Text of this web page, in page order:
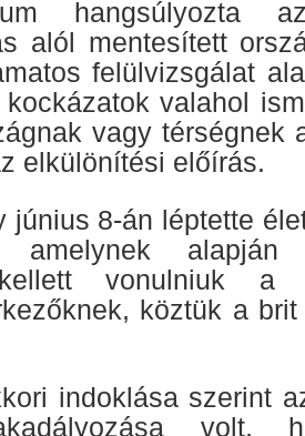
alól mentesített
felülvizsgálat
valahol
vagy térségnek
elkülönítési előírás.
június 8-án léptette
amelynek
vonulniuk a
köztük a
indoklása szerint
volt,